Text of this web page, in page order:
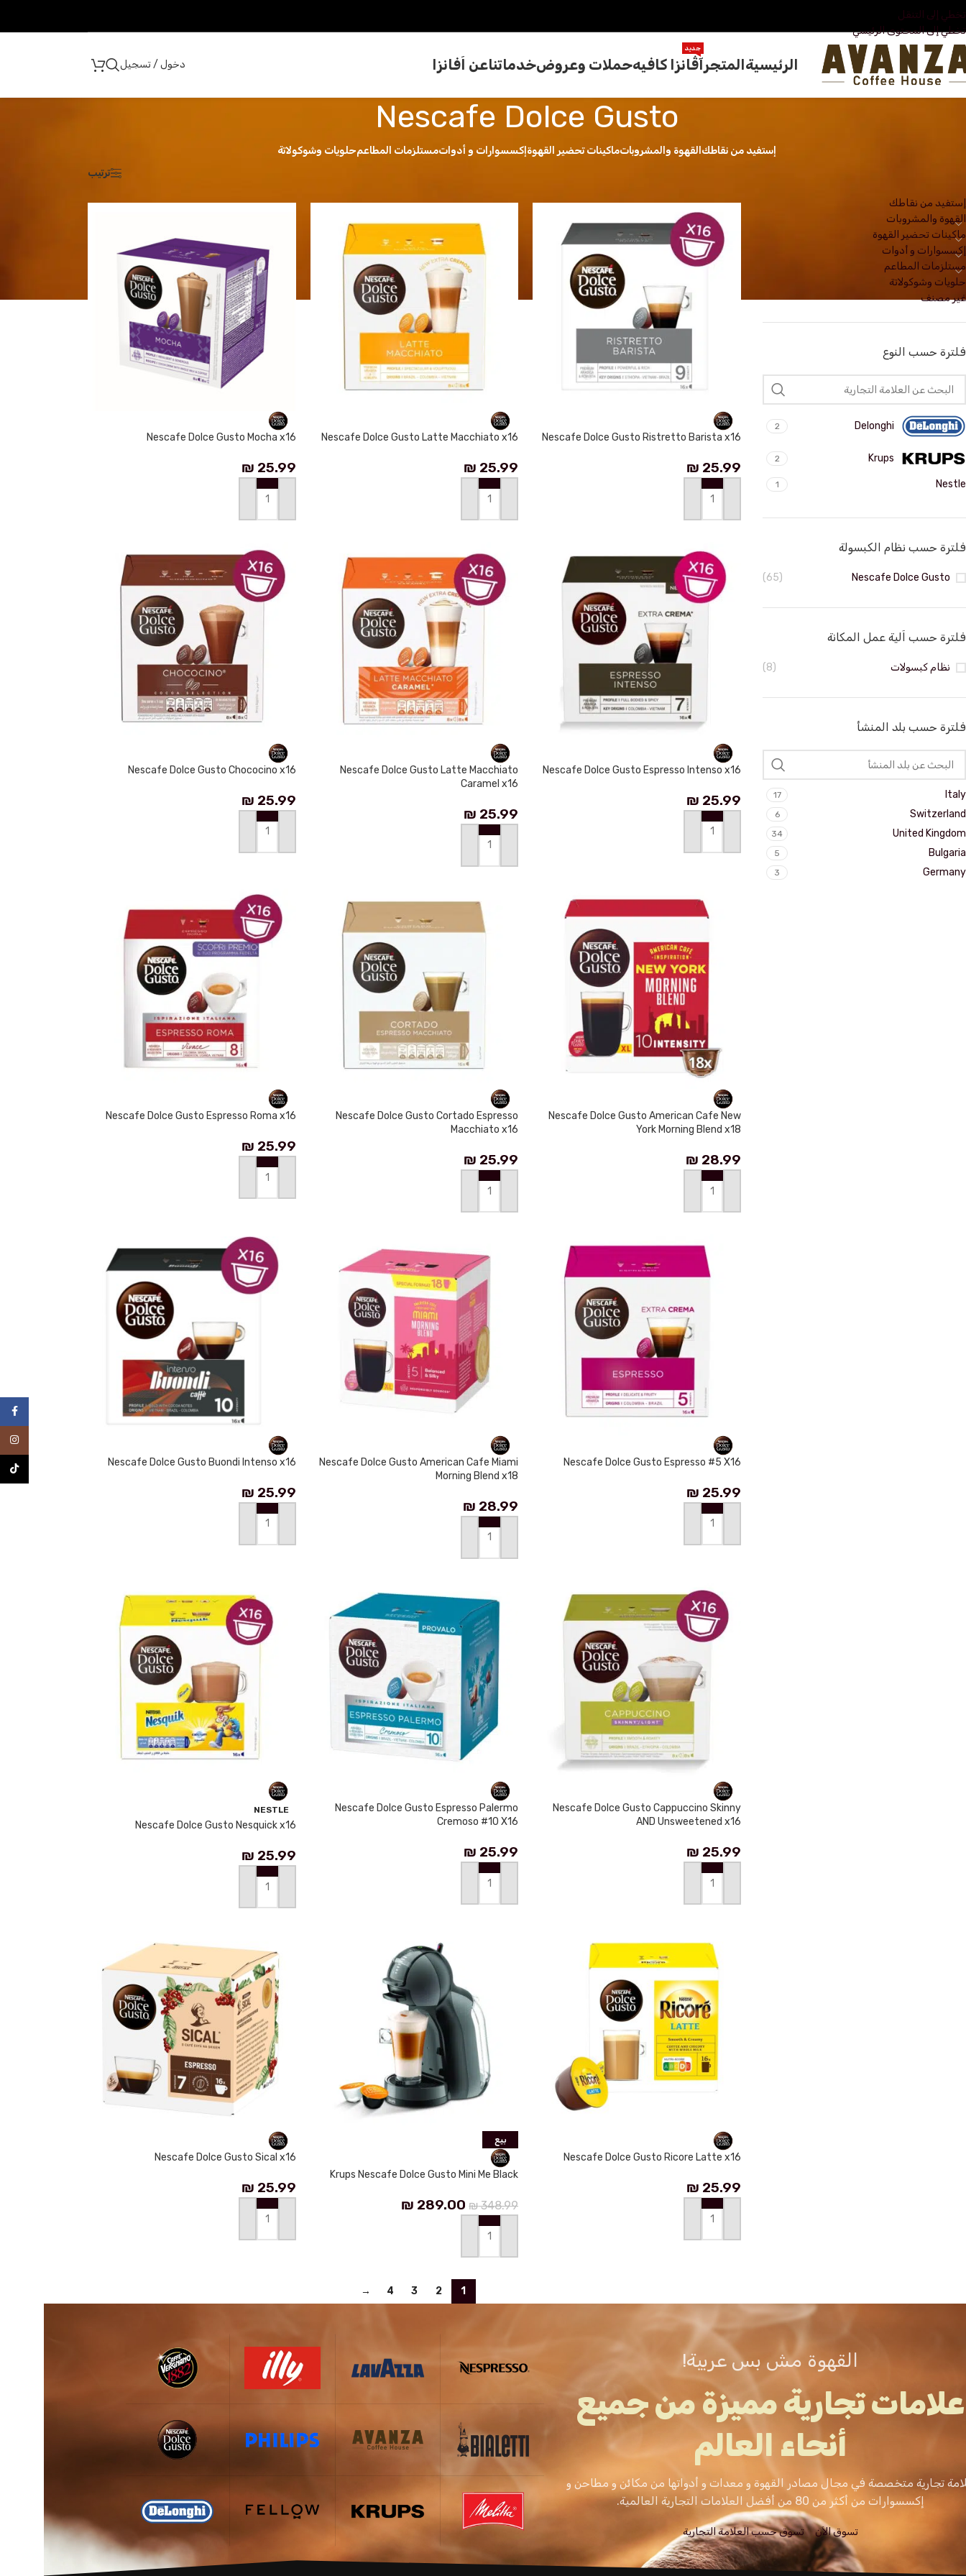
تخطي إلى التنقل
تخطي إلى المحتوى الرئيسي
الرئيسيةالمتجرآڤانزا كافيه
جديد
حملات وعروضخدماتناعن اَفانزا دخول / تسجيل
Nescafe Dolce Gusto
إستفيد من نقاطك القهوة والمشروباتماكينات تحضير القهوة إكسسوارات و أدواتمستلزمات المطاعمحلويات وشوكولاتة
إستفيد من نقاطك
القهوة والمشروبات
ماكينات تحضير القهوة
إكسسوارات و أدوات
مستلزمات المطاعم
حلويات وشوكولاتة
غير مصنف
فلترة حسب النوع
Delonghi
2
Krups
2
Nestle
1
فلترة حسب نظام الكبسولة
Nescafe Dolce Gusto
(65)
فلترة حسب اَلية عمل المكانة
نظام كبسولات (8)
فلترة حسب بلد المنشأ
Italy
17
Switzerland
6
United Kingdom
34
Bulgaria
5
Germany
3
ترتيب
Nescafe Dolce Gusto Ristretto Barista x16
₪ 25.99
إضافة إلى السلة
Nescafe Dolce Gusto Latte Macchiato x16
₪ 25.99
إضافة إلى السلة
Nescafe Dolce Gusto Mocha x16
₪ 25.99
إضافة إلى السلة
Nescafe Dolce Gusto Espresso Intenso x16
₪ 25.99
إضافة إلى السلة
Nescafe Dolce Gusto Latte Macchiato
Caramel x16
₪ 25.99
إضافة إلى السلة
Nescafe Dolce Gusto Chococino x16
₪ 25.99
إضافة إلى السلة
Nescafe Dolce Gusto American Cafe New
York Morning Blend x18
₪ 28.99
إضافة إلى السلة
Nescafe Dolce Gusto Cortado Espresso
Macchiato x16
₪ 25.99
إضافة إلى السلة
Nescafe Dolce Gusto Espresso Roma x16
₪ 25.99
إضافة إلى السلة
Nescafe Dolce Gusto Espresso #5 X16
₪ 25.99
إضافة إلى السلة
Nescafe Dolce Gusto American Cafe Miami
Morning Blend x18
₪ 28.99
إضافة إلى السلة
Nescafe Dolce Gusto Buondi Intenso x16
₪ 25.99
إضافة إلى السلة
Nescafe Dolce Gusto Cappuccino Skinny
AND Unsweetened x16
₪ 25.99
إضافة إلى السلة
Nescafe Dolce Gusto Espresso Palermo
Cremoso #10 X16
₪ 25.99
إضافة إلى السلة
NESTLE
Nescafe Dolce Gusto Nesquick x16
₪ 25.99
إضافة إلى السلة
Nescafe Dolce Gusto Ricore Latte x16
₪ 25.99
إضافة إلى السلة
بيع
Krups Nescafe Dolce Gusto Mini Me Black
₪348.99
₪ 289.00
إضافة إلى السلة
Nescafe Dolce Gusto Sical x16
₪ 25.99
إضافة إلى السلة
1
2
3
4
→
القهوة مش بس عربية!
علامات تجارية مميزة من جميع
أنحاء العالم
تجارية متخصصة في مجال مصادر القهوة و معدات و أدواتها من مكائن و مطاحن و
إكسسوارات من أكثر من 80 من أفضل العلامات التجارية العالمية.
تسوق الاَن تسوق حسب العلامة التجارية